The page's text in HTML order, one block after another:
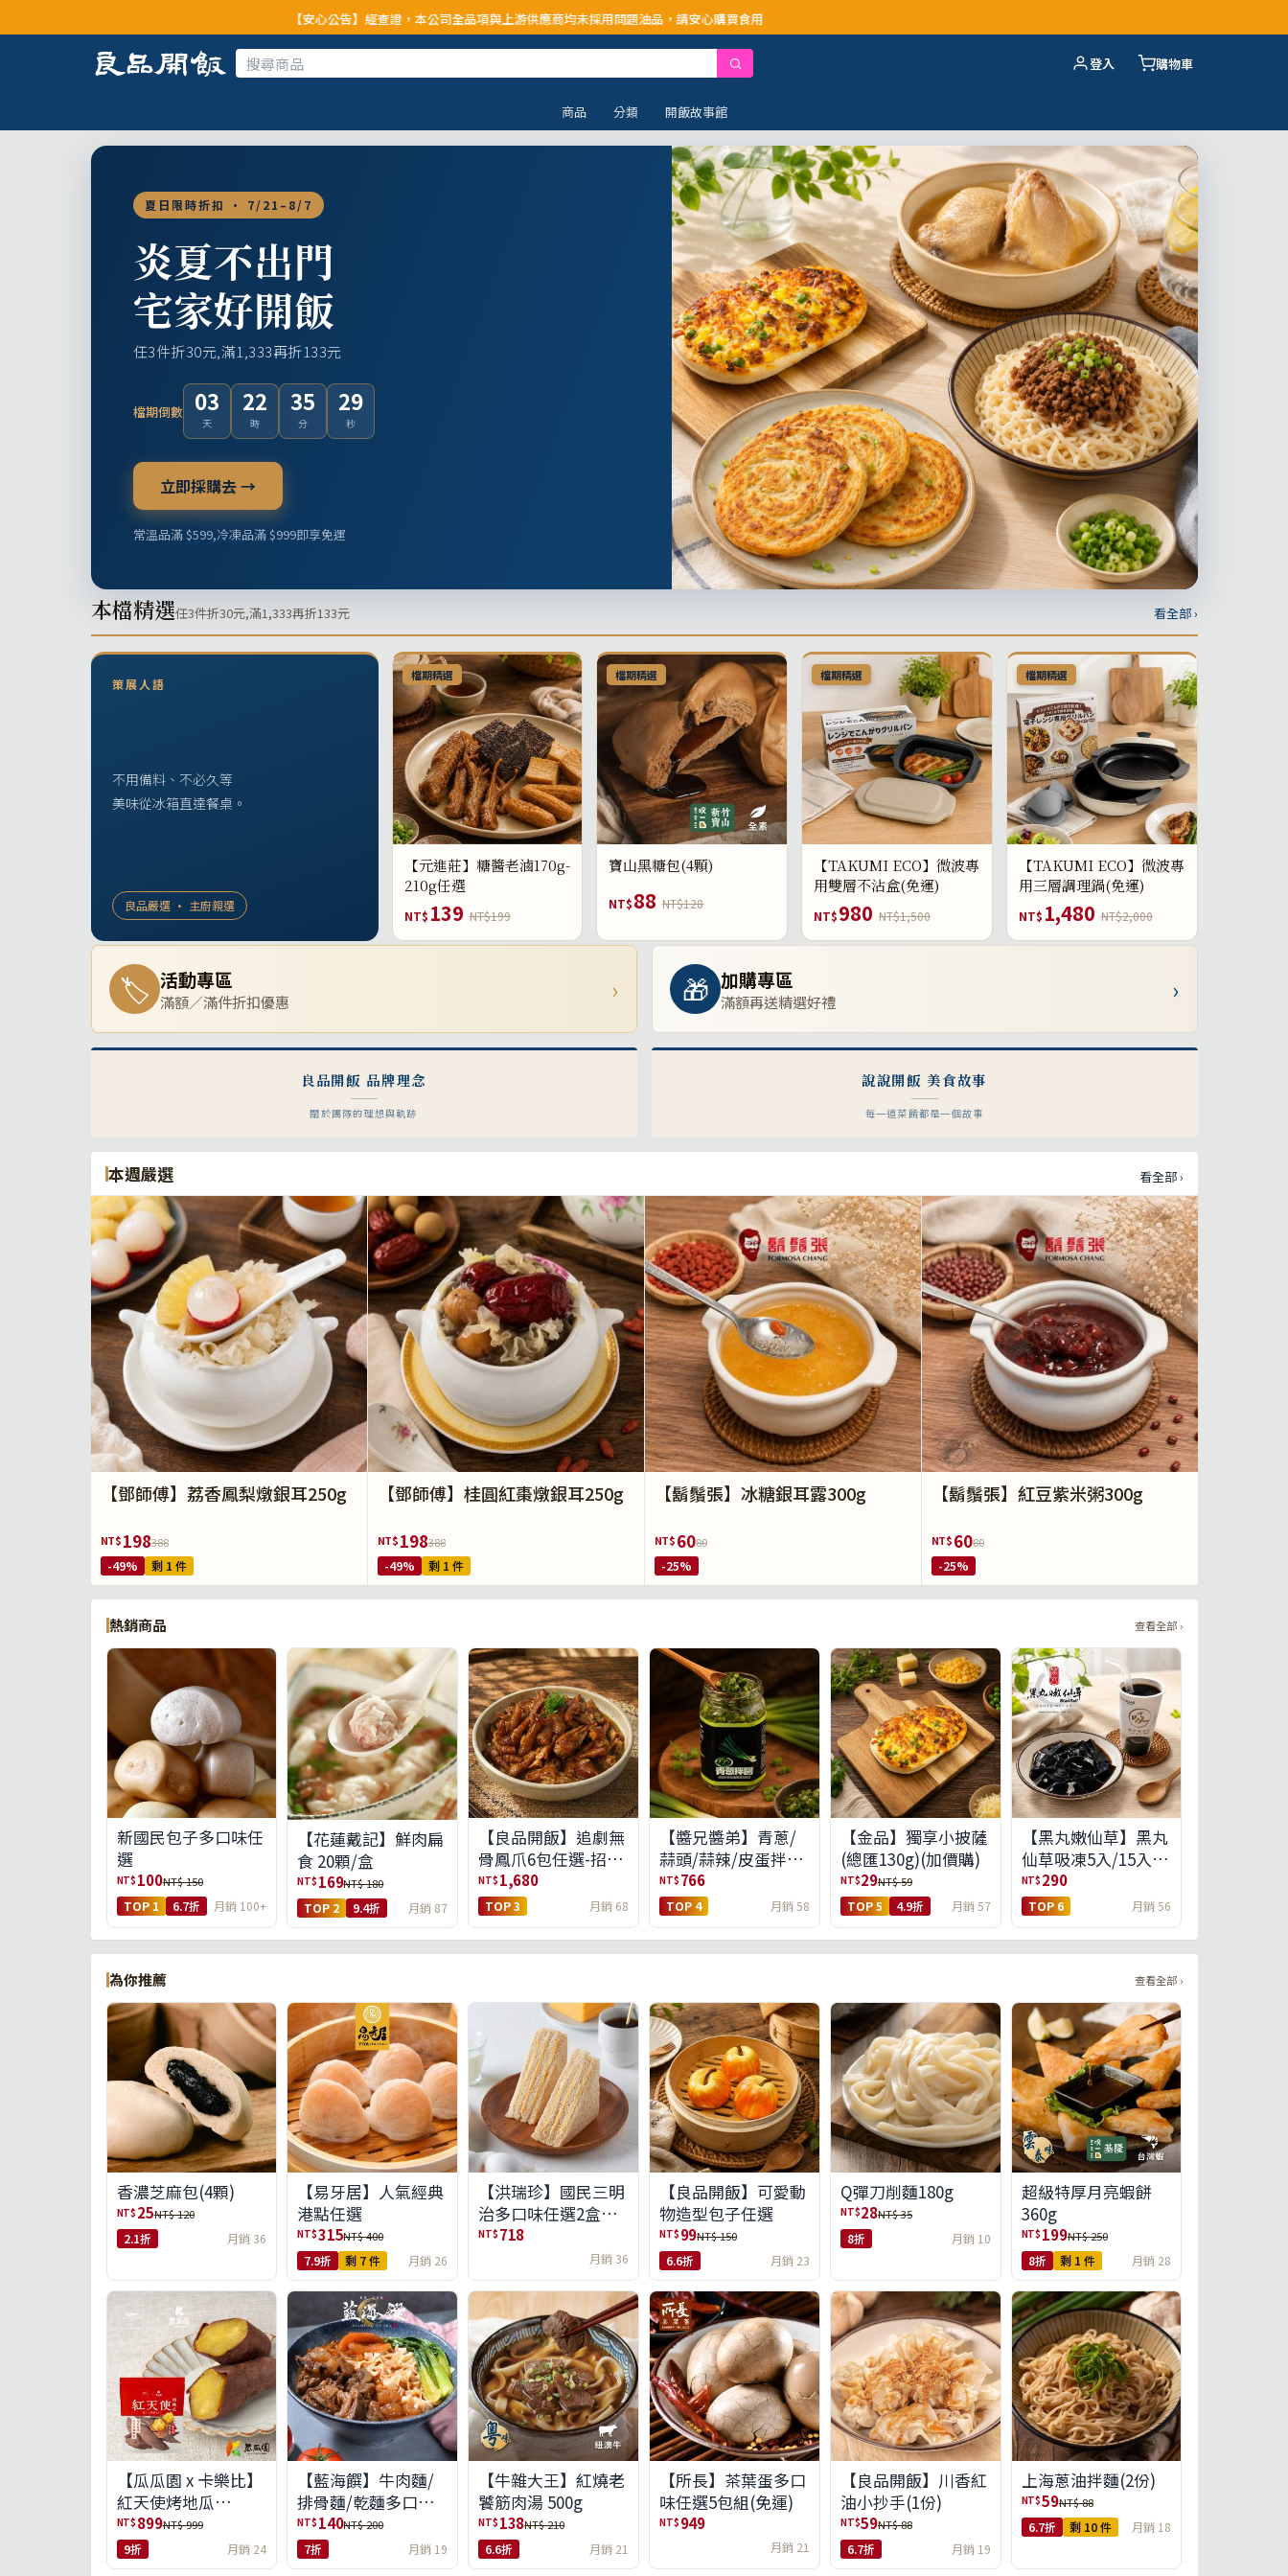
【安心公告】經查證，本公司全品項與上游供應商均未採用問題油品，請安心購買食用
登入 購物車
商品 分類 開飯故事館
夏日限時折扣 · 7/21–8/7
炎夏不出門
宅家好開飯
任3件折30元,滿1,333再折133元
檔期倒數 03
天
22
時
35
分
27
秒
立即採購去 →
常溫品滿 $599,冷凍品滿 $999即享免運
本檔精選任3件折30元,滿1,333再折133元 看全部 ›
策展人語
不用備料、不必久等
美味從冰箱直達餐桌。
良品嚴選 · 主廚親選
檔期精選
【元進莊】糖醬老滷170g-
210g任選
NT$ 139 NT$199
檔期精選
寶山黑糖包(4顆)
NT$88 NT$128
檔期精選
【TAKUMI ECO】微波專
用雙層不沾盒(免運)
NT$980 NT$1,500
檔期精選
【TAKUMI ECO】微波專
用三層調理鍋(免運)
NT$ 1,480 NT$2,000
🏷 活動專區
滿額／滿件折扣優惠 › 🎁 加購專區
滿額再送精選好禮 ›
良品開飯 品牌理念
關於團隊的理想與軌跡
說說開飯 美食故事
每一道菜餚都是一個故事
本週嚴選 看全部 ›
【鄧師傅】荔香鳳梨燉銀耳250g
NT$198388
-49% 剩 1 件
【鄧師傅】桂圓紅棗燉銀耳250g
NT$198388
-49% 剩 1 件
【鬍鬚張】冰糖銀耳露300g
NT$6080
-25%
【鬍鬚張】紅豆紫米粥300g
NT$6080
-25%
熱銷商品 查看全部 ›
新國民包子多口味任
選
NT$ 100NT$ 150
TOP 1 6.7折 月銷 100+
【花蓮戴記】鮮肉扁
食 20顆/盒
NT$ 169NT$ 180
TOP 2 9.4折 月銷 87
【良品開飯】追劇無
骨鳳爪6包任選-招牌
原味/濃濃蒜香/過癮
麻辣(免運組)
NT$ 1,680
TOP 3 月銷 68
【醬兄醬弟】青蔥/
蒜頭/蒜辣/皮蛋拌醬
4件任選(免運組)
NT$ 766
TOP 4 月銷 58
【金品】獨享小披薩
(總匯130g)(加價購)
NT$29NT$ 59
TOP 5 4.9折 月銷 57
【黑丸嫩仙草】黑丸
仙草吸凍5入/15入
(免運)(預購中8/14出
貨)
NT$ 290
TOP 6 月銷 56
為你推薦 查看全部 ›
香濃芝麻包(4顆)
NT$ 25NT$ 120
2.1折 月銷 36
【易牙居】人氣經典
港點任選
NT$315NT$ 400
7.9折 剩 7 件 月銷 26
【洪瑞珍】國民三明
治多口味任選2盒組
(6入/盒)(免運)
NT$ 718
月銷 36
【良品開飯】可愛動
物造型包子任選
NT$ 99NT$ 150
6.6折 月銷 23
Q彈刀削麵180g
NT$28NT$ 35
8折 月銷 10
超級特厚月亮蝦餅
360g
NT$ 199NT$ 250
8折 剩 1 件 月銷 28
【瓜瓜園 x 卡樂比】
紅天使烤地瓜
350g*10包(免運組)
NT$ 899NT$ 999
9折 月銷 24
【藍海饌】牛肉麵/
排骨麵/乾麵多口味
任選
NT$ 140NT$ 200
7折 月銷 19
【牛雜大王】紅燒老
饕筋肉湯 500g
NT$ 138NT$ 210
6.6折 月銷 21
【所長】茶葉蛋多口
味任選5包組(免運)
NT$ 949
月銷 21
【良品開飯】川香紅
油小抄手(1份)
NT$59NT$ 88
6.7折 月銷 19
上海蔥油拌麵(2份)
NT$59NT$ 88
6.7折 剩 10 件 月銷 18